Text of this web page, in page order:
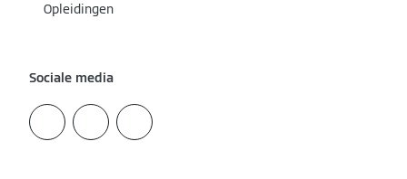
Opleidingen
Sociale media